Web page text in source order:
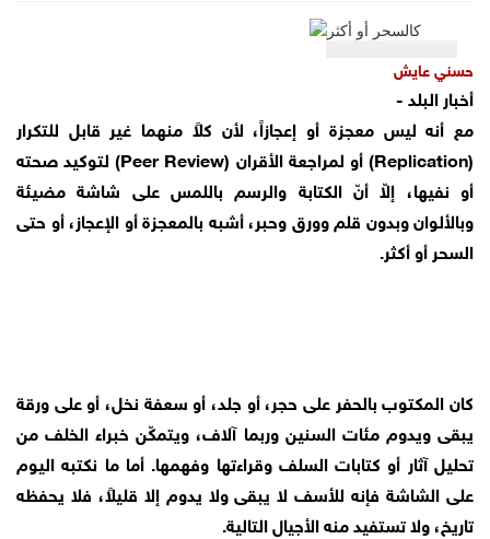
حسني عايش
أخبار البلد -
مع أنه ليس معجزة أو إعجازاً، لأن كلاً منهما غير قابل للتكرار
(Replication) أو لمراجعة الأقران (Peer Review) لتوكيد صحته
أو نفيها، إلاّ أنّ الكتابة والرسم باللمس على شاشة مضيئة
وبالألوان وبدون قلم وورق وحبر، أشبه بالمعجزة أو الإعجاز، أو حتى
السحر أو أكثر.
كان المكتوب بالحفر على حجر، أو جلد، أو سعفة نخل، أو على ورقة
يبقى ويدوم مئات السنين وربما آلاف، ويتمكّن خبراء الخلف من
تحليل آثار أو كتابات السلف وقراءتها وفهمها. أما ما نكتبه اليوم
على الشاشة فإنه للأسف لا يبقى ولا يدوم إلا قليلاً، فلا يحفظه
تاريخ، ولا تستفيد منه الأجيال التالية.